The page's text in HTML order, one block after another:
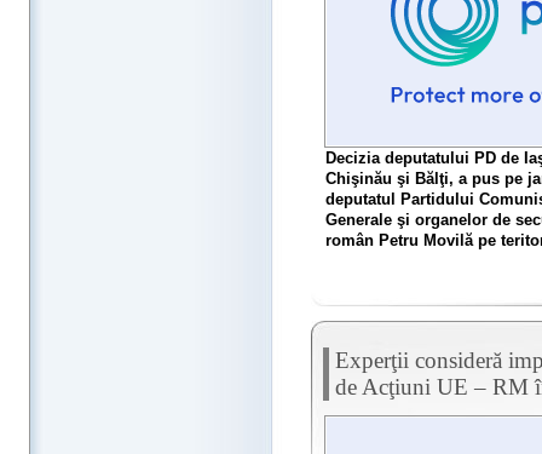
Decizia deputatului PD de
Chişinău şi Bălţi, a pus pe
deputatul Partidului
Generale şi organelor de
român Petru Movilă pe
Experţii consideră
de Acţiuni UE – RM